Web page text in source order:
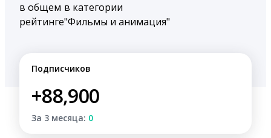
в общем
рейтинге
в категории
"Фильмы и анимация"
Подписчиков
+88,900
За 3 месяца: 0